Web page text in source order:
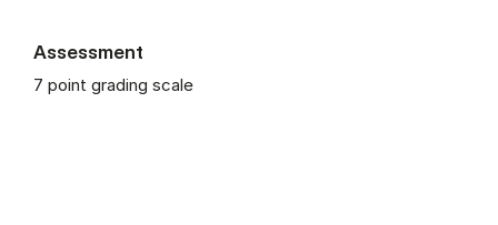
Assessment
7 point grading scale